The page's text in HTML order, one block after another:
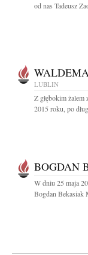
od nas Tadeusz
LUBLIN
Z głębokim żalem
2015 roku, po
BOGDAN
W dniu 25 maja
Bogdan Bekasiak